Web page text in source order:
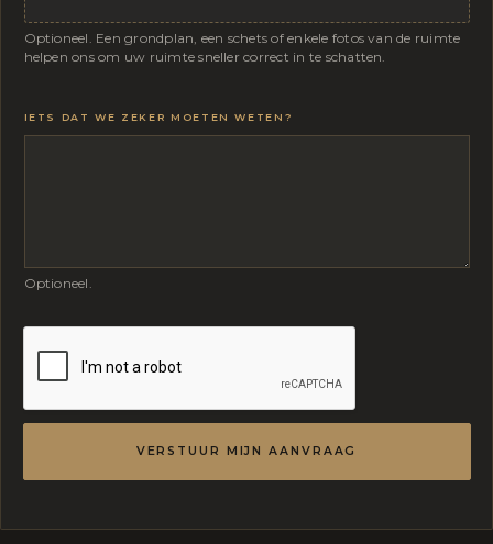
Optioneel. Een grondplan, een schets of enkele fotos van de ruimte
helpen ons om uw ruimte sneller correct in te schatten.
IETS DAT WE ZEKER MOETEN WETEN?
Optioneel.
VERSTUUR MIJN AANVRAAG